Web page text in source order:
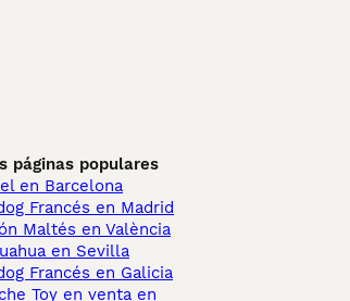
páginas populares
en Barcelona
Francés en Madrid
Maltés en València
en Sevilla
Francés en Galicia
Toy en venta en